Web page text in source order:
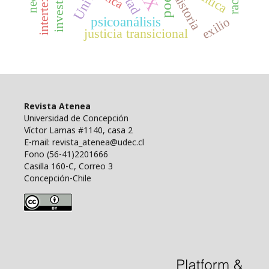
psicoanálisis
justicia transicional
historiaexilio
Revista Atenea
Universidad de Concepción
Víctor Lamas #1140, casa 2
E-mail: revista_atenea@udec.cl
Fono (56-41)2201666
Casilla 160-C, Correo 3
Concepción-Chile